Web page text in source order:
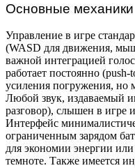
Основные механики
Управление в игре
(WASD для движения,
важной интеграцией
работает постоянно
усиления погружения, но
Любой звук, издаваемый
разговор), слышен в игре
Интерфейс
ограниченным зарядом
для экономии энергии
темноте. Также имеется